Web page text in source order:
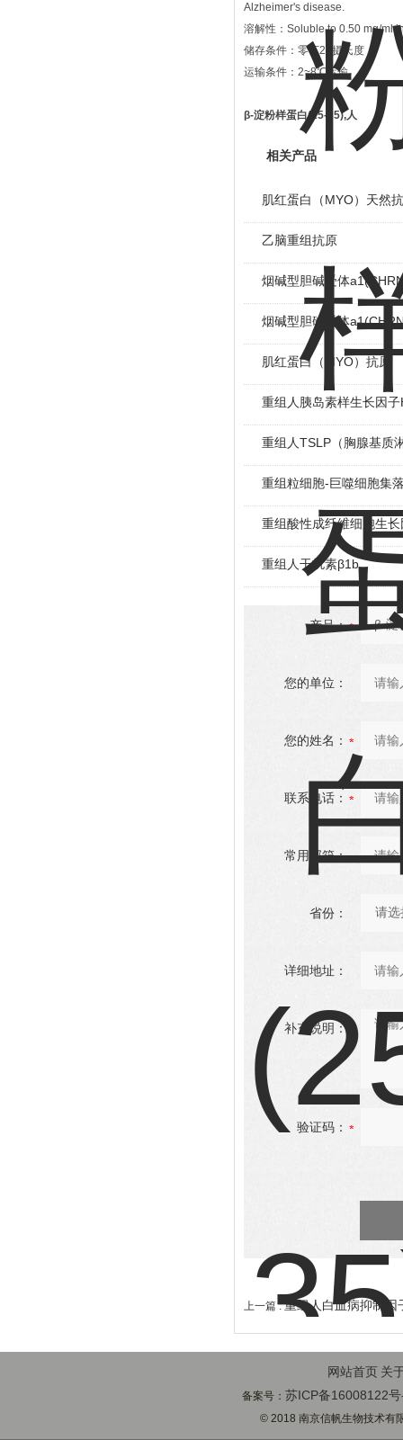
Alzheimer's disease.
溶解性：Soluble to 0.50 mg/ml
储存条件：零下20摄氏度
运输条件：2~8℃运输
β-淀粉样蛋白(25-35),人
相关产品
肌红蛋白（MYO）天然
乙脑重组抗原
烟碱型胆碱受体
烟碱型胆碱受体
肌红蛋白（MYO）抗原
重组人胰岛素样生长因
重组人TSLP（胸腺基质
重组粒细胞-巨噬细胞集
重组酸性成纤维细胞生
重组人干扰素β1b
产品：
您的单位：
您的姓名：
联系电话：
常用邮箱：
省份：
详细地址：
补充说明：
验证码：
上一篇 :重组人白血病抑制
网站首页 关
备案号： 苏ICP备16008122
© 2018 南京信帆生物技术有